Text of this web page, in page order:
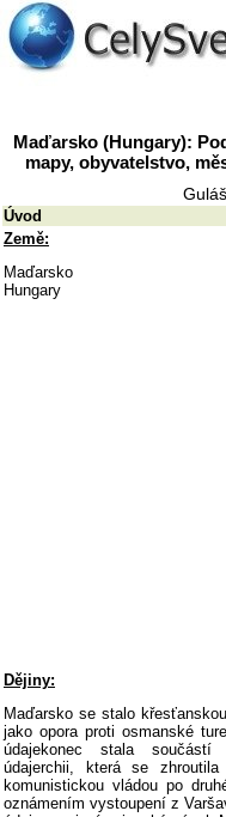
Maďarsko (Hungary):
mapy, obyvatelstvo,
Úvod
Země:
Maďarsko
Hungary
Dějiny:
Maďarsko se stalo
jako opora proti osmanské
údajekonec stala součástí
údajerchii, která se
komunistickou vládou po
oznámením vystoupení z